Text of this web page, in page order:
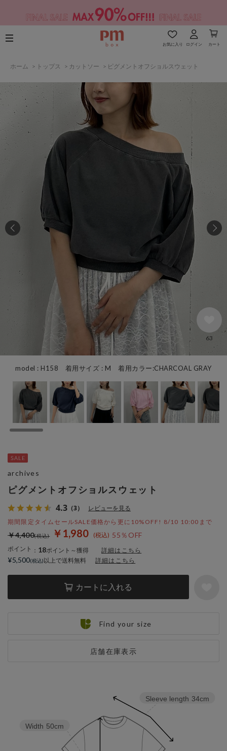
お気に入り ログイン カート
ホーム > トップス > カットソー > ピグメントオフショルスウェット
model : H158 着用サイズ : M 着用カラー:CHARCOAL GRAY
63
ピグメントオフショルスウェット
4.3 （3） レビューを見る
期間限定タイムセールSALE価格から更に10%OFF! 8/10 10:00まで
￥1,980 55％OFF
￥4,400
ポイント ： 18ポイント～獲得 詳細はこちら
カートに入れる
店舗在庫表示
archives
¥5,500 以上で送料無料 詳細はこちら
Find your size
Sleeve length 34cm
Width 50cm